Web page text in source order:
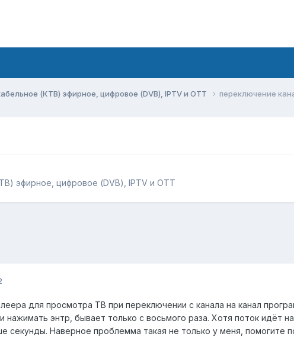
(КТВ) эфирное, цифровое (DVB), IPTV и OTT переключение
эфирное, цифровое (DVB), IPTV и OTT
для просмотра ТВ при переключении с канала на канал
нажимать энтр, бывает только с восьмого раза. Хотя поток идёт
секунды. Наверное проблемма такая не только у меня, помогите